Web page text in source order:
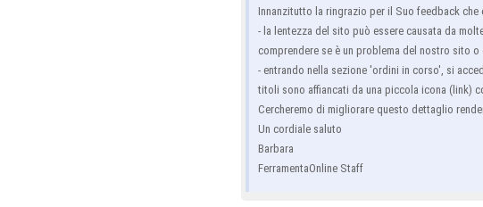
Innanzitutto la ringrazio per il Suo feedback
- la lentezza del sito può essere causata da
comprendere se è un problema del nostro sito
- entrando nella sezione 'ordini in corso', si
titoli sono affiancati da una piccola icona (link)
Cercheremo di migliorare questo dettaglio
Un cordiale saluto
Barbara
FerramentaOnline Staff